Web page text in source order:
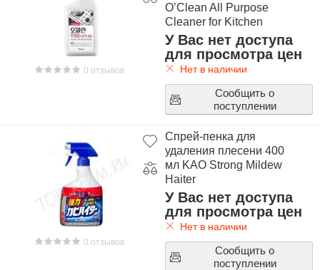
0 отзывов
O’Clean All Purpose
Cleaner for Kitchen
У Вас нет доступа
для просмотра цен
Нет в наличии
Сообщить о
поступлении
0 отзывов
Спрей-пенка для
удаления плесени 400
мл KAO Strong Mildew
Haiter
У Вас нет доступа
для просмотра цен
Нет в наличии
Сообщить о
поступлении